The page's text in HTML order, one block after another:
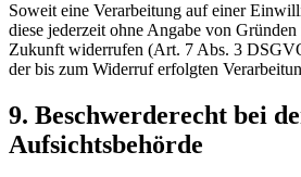
Soweit eine Verarbeitung auf einer
diese jederzeit ohne Angabe von
Zukunft widerrufen (Art. 7 Abs. 3
der bis zum Widerruf erfolgten
9. Beschwerderecht bei
Aufsichtsbehörde